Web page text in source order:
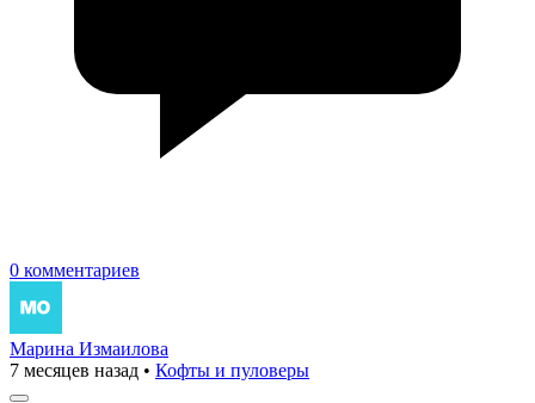
0 комментариев
Марина Измаилова
7 месяцев назад • Кофты и пуловеры